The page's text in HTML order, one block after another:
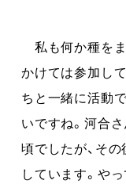
私も何か種を
かけては参加し
ちと一緒に活動
いですね。河合
頃でしたが、そ
しています。や